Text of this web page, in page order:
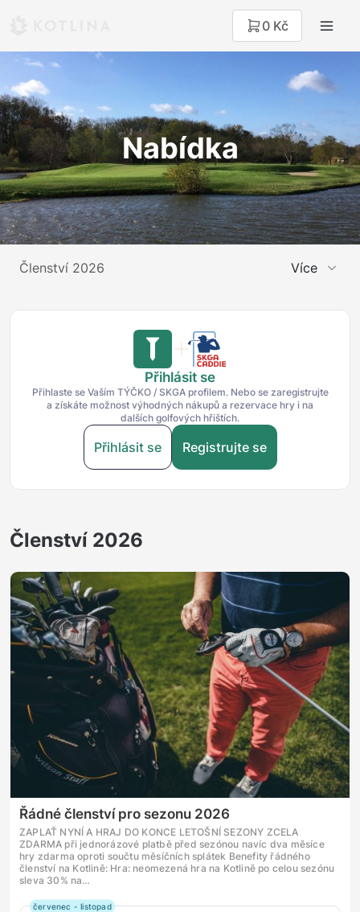
0 Kč
Nabídka
Členství 2026 Více
Přihlásit se
Přihlaste se Vaším TÝČKO / SKGA profilem. Nebo se zaregistrujte
a získáte možnost výhodných nákupů a rezervace hry i na
dalších golfových hřištích.
Přihlásit se Registrujte se
Členství 2026
Řádné členství pro sezonu 2026
ZAPLAŤ NYNÍ A HRAJ DO KONCE LETOŠNÍ SEZONY ZCELA
ZDARMA při jednorázové platbě před sezónou navíc dva měsíce
hry zdarma oproti součtu měsíčních splátek Benefity řádného
členství na Kotlině: Hra: neomezená hra na Kotlině po celou sezónu
sleva 30% na…
červenec - listopad